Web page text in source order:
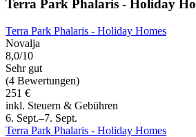
Terra Park Phalaris - Holiday
Terra Park Phalaris - Holiday Homes
Novalja
8,0/10
Sehr gut
(4 Bewertungen)
251 €
inkl. Steuern & Gebühren
6. Sept.–7. Sept.
Terra Park Phalaris - Holiday Homes